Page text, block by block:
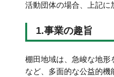
活動団体の場合、上記に
1.事業の趣旨
棚田地域は、急峻な地形
など、多面的な公益的機